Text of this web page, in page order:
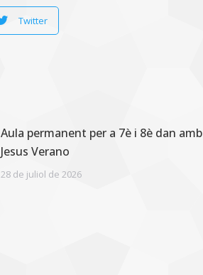
Twitter
Aula permanent per a 7è i 8è dan amb
Jesus Verano
28 de juliol de 2026